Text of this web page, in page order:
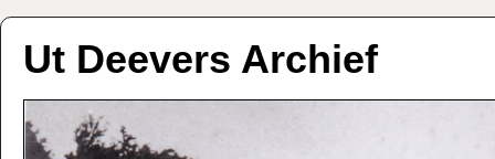
Ut Deevers Archief